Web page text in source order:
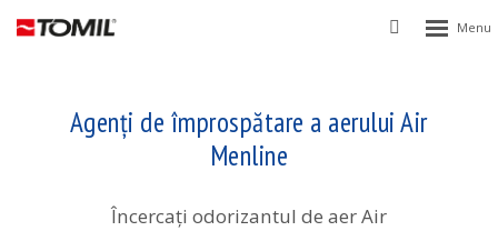
Vyhledávání
Rozbalení
Agenţi de împrospătare a aerului Air
Menline
Încercați odorizantul de aer Air